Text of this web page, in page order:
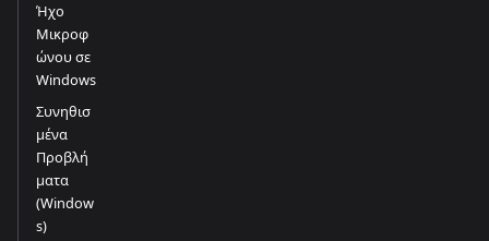
Ήχο
Μικροφ
ώνου σε
Windows
Συνηθισ
μένα
Προβλή
ματα
(Window
s)